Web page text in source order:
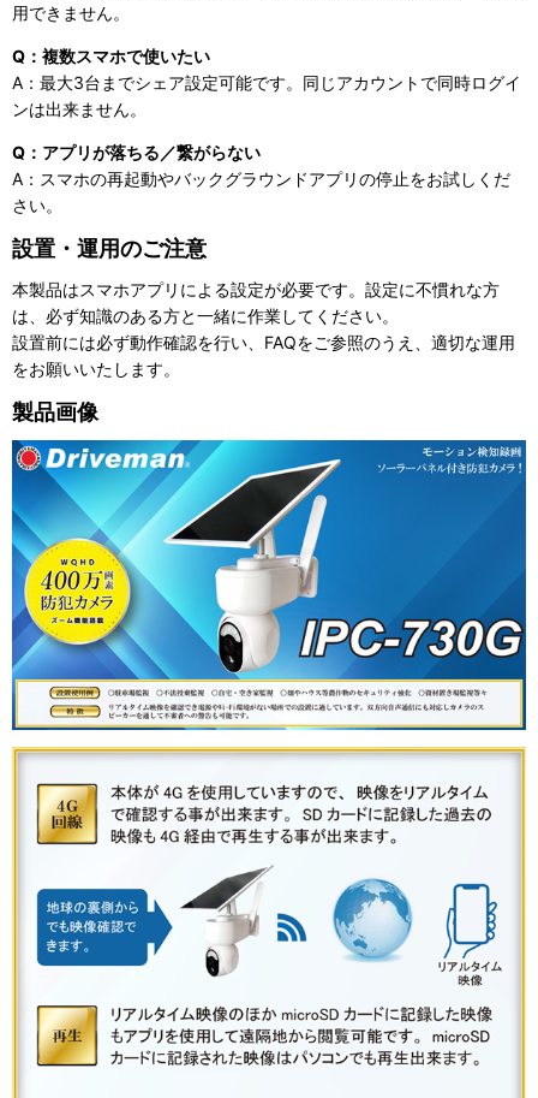
用できません。
Q：複数スマホで使いたい
A：最大3台までシェア設定可能です。同じアカウントで同時ログイ
ンは出来ません。
Q：アプリが落ちる／繋がらない
A：スマホの再起動やバックグラウンドアプリの停止をお試しくだ
さい。
設置・運用のご注意
本製品はスマホアプリによる設定が必要です。設定に不慣れな方
は、必ず知識のある方と一緒に作業してください。
設置前には必ず動作確認を行い、FAQをご参照のうえ、適切な運用
をお願いいたします。
製品画像